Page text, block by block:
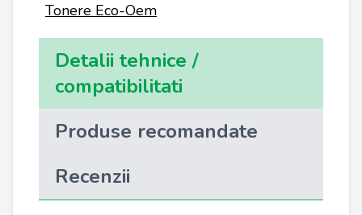
Tonere Eco-Oem
Detalii tehnice /
compatibilitati
Produse recomandate
Recenzii